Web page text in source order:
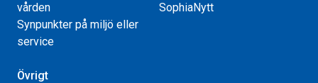
vården
Synpunkter på miljö eller
service
SophiaNytt
Övrigt